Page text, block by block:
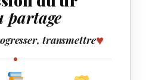
partage
transmettre♥